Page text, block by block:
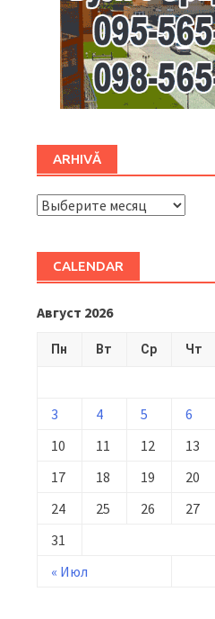
ARHIVĂ
ARHIVĂ
CALENDAR
Август 2026
Пн Вт Ср Чт
« Июл
3
4 5 6
10
11 12 13
17
18 19 20
24
25 26 27
31